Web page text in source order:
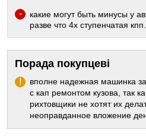
какие могут быть минусы у
разве что 4х ступенчатая кпп.
Порада покупцеві
вполне надежная машинка
с кап ремонтом кузова, так
рихтовщики не хотят их
неоправданное вложение